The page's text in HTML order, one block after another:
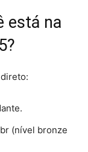
está na
(nível bronze